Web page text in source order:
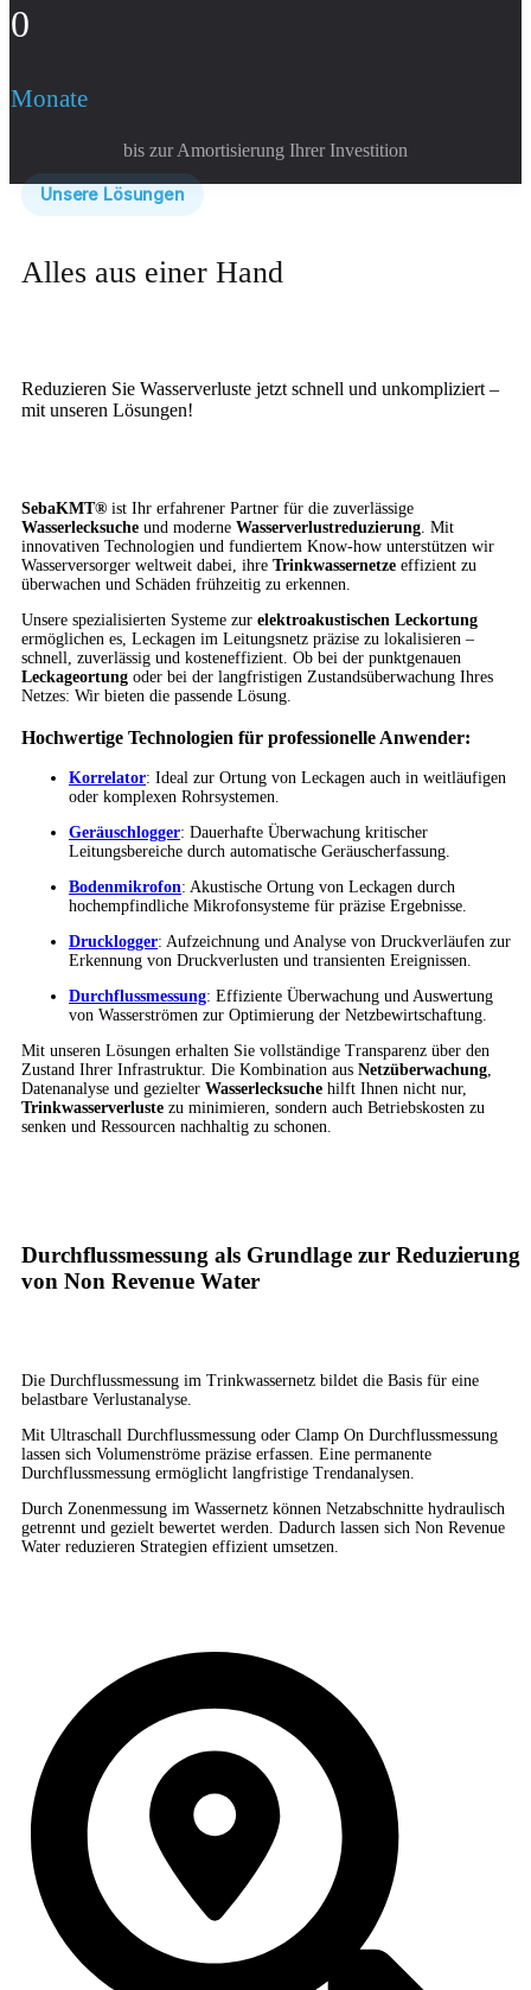
0
Monate
bis zur Amortisierung Ihrer Investition
Unsere Lösungen
Alles aus einer Hand
Reduzieren Sie Wasserverluste jetzt schnell und unkompliziert –
mit unseren Lösungen!
SebaKMT® ist Ihr erfahrener Partner für die zuverlässige
Wasserlecksuche und moderne Wasserverlustreduzierung. Mit
innovativen Technologien und fundiertem Know-how unterstützen wir
Wasserversorger weltweit dabei, ihre Trinkwassernetze effizient zu
überwachen und Schäden frühzeitig zu erkennen.
Unsere spezialisierten Systeme zur elektroakustischen Leckortung
ermöglichen es, Leckagen im Leitungsnetz präzise zu lokalisieren –
schnell, zuverlässig und kosteneffizient. Ob bei der punktgenauen
Leckageortung oder bei der langfristigen Zustandsüberwachung Ihres
Netzes: Wir bieten die passende Lösung.
Hochwertige Technologien für professionelle Anwender:
Korrelator: Ideal zur Ortung von Leckagen auch in weitläufigen
oder komplexen Rohrsystemen.
Geräuschlogger: Dauerhafte Überwachung kritischer
Leitungsbereiche durch automatische Geräuscherfassung.
Bodenmikrofon: Akustische Ortung von Leckagen durch
hochempfindliche Mikrofonsysteme für präzise Ergebnisse.
Drucklogger: Aufzeichnung und Analyse von Druckverläufen zur
Erkennung von Druckverlusten und transienten Ereignissen.
Durchflussmessung: Effiziente Überwachung und Auswertung
von Wasserströmen zur Optimierung der Netzbewirtschaftung.
Mit unseren Lösungen erhalten Sie vollständige Transparenz über den
Zustand Ihrer Infrastruktur. Die Kombination aus Netzüberwachung,
Datenanalyse und gezielter Wasserlecksuche hilft Ihnen nicht nur,
Trinkwasserverluste zu minimieren, sondern auch Betriebskosten zu
senken und Ressourcen nachhaltig zu schonen.
Durchflussmessung als Grundlage zur Reduzierung
von Non Revenue Water
Die Durchflussmessung im Trinkwassernetz bildet die Basis für eine
belastbare Verlustanalyse.
Mit Ultraschall Durchflussmessung oder Clamp On Durchflussmessung
lassen sich Volumenströme präzise erfassen. Eine permanente
Durchflussmessung ermöglicht langfristige Trendanalysen.
Durch Zonenmessung im Wassernetz können Netzabschnitte hydraulisch
getrennt und gezielt bewertet werden. Dadurch lassen sich Non Revenue
Water reduzieren Strategien effizient umsetzen.